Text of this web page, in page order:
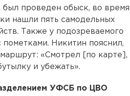
был проведен обыск, во время
нашли пять самодельных
Также у подозреваемого
Никитин пояснил,
маршрут: «Смотрел [по карте],
и убежать».
УФСБ по ЦВО